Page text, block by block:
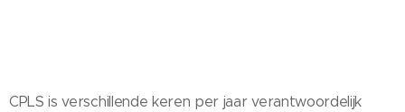
CPLS is verschillende keren per jaar verantwoordelijk